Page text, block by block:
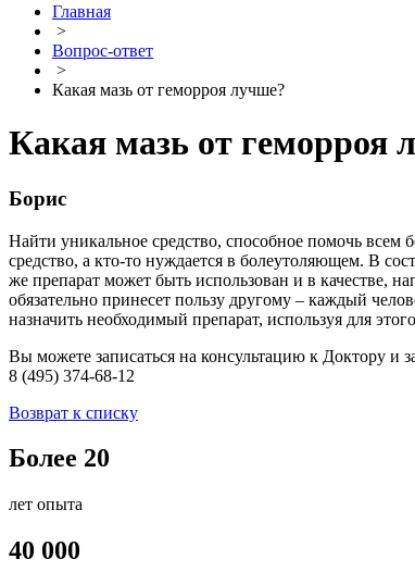
Главная
>
Вопрос-ответ
>
Какая мазь от геморроя лучше?
Какая мазь от геморроя
Борис
Найти уникальное средство, способное помочь всем
средство, а кто-то нуждается в болеутоляющем. В
же препарат может быть использован и в качестве,
обязательно принесет пользу другому – каждый
назначить необходимый препарат, используя для
Вы можете записаться на консультацию к Доктору и
8 (495) 374-68-12
Возврат к списку
Более 20
лет опыта
40 000